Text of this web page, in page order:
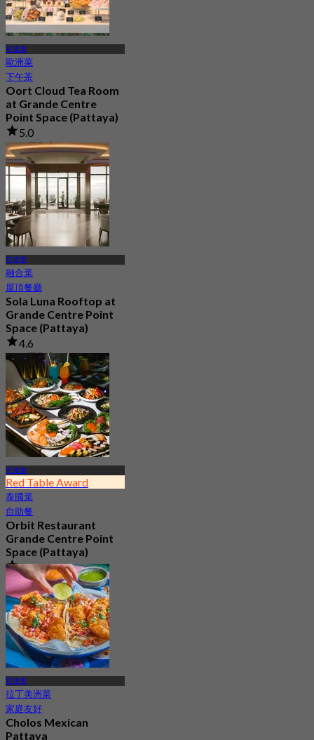
芭達雅
歐洲菜
下午茶
Oort Cloud Tea Room
at Grande Centre
Point Space (Pattaya)
5.0
235 已預訂
起฿ 499.5
芭達雅
融合菜
屋頂餐廳
Sola Luna Rooftop at
Grande Centre Point
Space (Pattaya)
4.6
415 已預訂
起฿ 645
芭達雅
Red Table Award
泰國菜
自助餐
Orbit Restaurant
Grande Centre Point
Space (Pattaya)
4.8
21.8K 已預訂
起฿ 1,290
芭達雅
拉丁美洲菜
家庭友好
Cholos Mexican
Pattaya